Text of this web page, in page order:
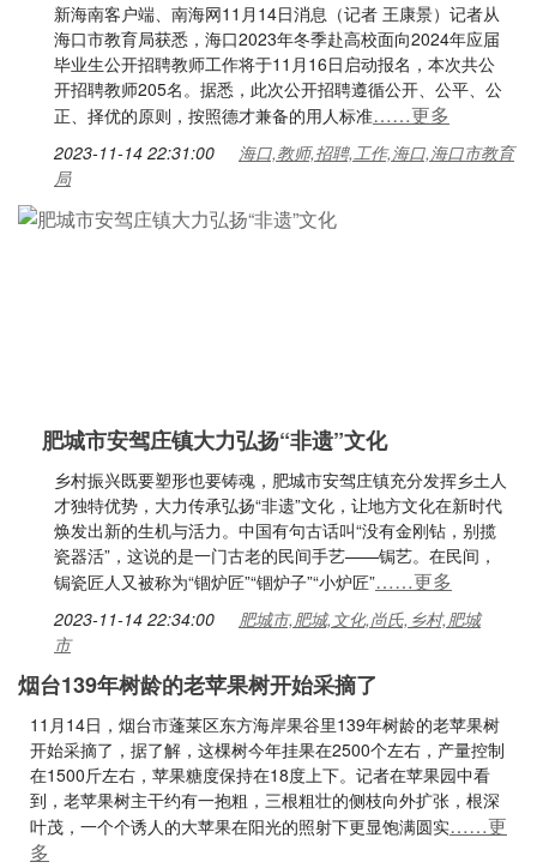
新海南客户端、南海网11月14日消息（记者 王康景）记者从
海口市教育局获悉，海口2023年冬季赴高校面向2024年应届
毕业生公开招聘教师工作将于11月16日启动报名，本次共公
开招聘教师205名。据悉，此次公开招聘遵循公开、公平、公
正、择优的原则，按照德才兼备的用人标准……更多
2023-11-14 22:31:00
海口,教师,招聘,工作,海口,海口市教育
局
肥城市安驾庄镇大力弘扬“非遗”文化
乡村振兴既要塑形也要铸魂，肥城市安驾庄镇充分发挥乡土人
才独特优势，大力传承弘扬“非遗”文化，让地方文化在新时代
焕发出新的生机与活力。中国有句古话叫“没有金刚钻，别揽
瓷器活”，这说的是一门古老的民间手艺——锔艺。在民间，
锔瓷匠人又被称为“锢炉匠”“锢炉子”“小炉匠”……更多
2023-11-14 22:34:00
肥城市,肥城,文化,尚氏,乡村,肥城
市
烟台139年树龄的老苹果树开始采摘了
11月14日，烟台市蓬莱区东方海岸果谷里139年树龄的老苹果树
开始采摘了，据了解，这棵树今年挂果在2500个左右，产量控制
在1500斤左右，苹果糖度保持在18度上下。记者在苹果园中看
到，老苹果树主干约有一抱粗，三根粗壮的侧枝向外扩张，根深
叶茂，一个个诱人的大苹果在阳光的照射下更显饱满圆实……更
多